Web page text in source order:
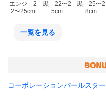
エンジ　2
2〜25cm
黒　22〜2
5cm
黒　25〜2
8cm
一覧を見る
コーポレーションパールスター